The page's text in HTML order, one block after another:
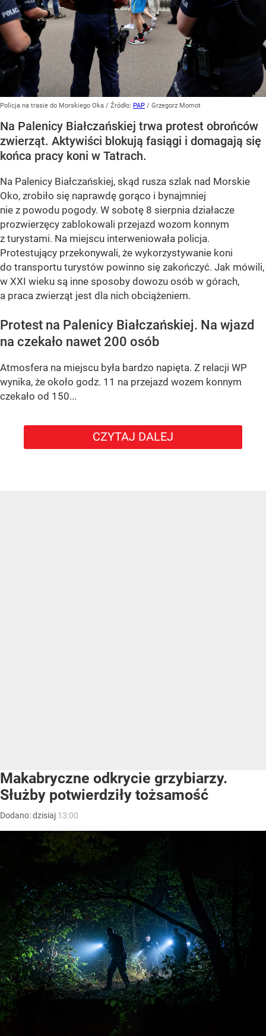
Policja na trasie do Morskiego Oka / Źródło: PAP / Grzegorz Momot
Na Palenicy Białczańskiej trwa protest obrońców
zwierząt. Aktywiści blokują fasiągi i domagają się
końca pracy koni w Tatrach.
Na Palenicy Białczańskiej, skąd rusza szlak nad Morskie
Oko, zrobiło się naprawdę gorąco i bynajmniej
nie z powodu pogody. W sobotę 8 sierpnia działacze
prozwierzęcy zablokowali przejazd wozom konnym
z turystami. Na miejscu interweniowała policja.
Protestujący przekonywali, że wykorzystywanie koni
do transportu turystów powinno się zakończyć. Jak mówili,
w XXI wieku są inne sposoby dowozu osób w górach,
a praca zwierząt jest dla nich obciążeniem.
Protest na Palenicy Białczańskiej. Na wjazd
na czekało nawet 200 osób
Atmosfera na miejscu była bardzo napięta. Z relacji WP
wynika, że około godz. 11 na przejazd wozem konnym
czekało od 150...
CZYTAJ DALEJ
Makabryczne odkrycie grzybiarzy.
Służby potwierdziły tożsamość
Dodano:dzisiaj 13:00